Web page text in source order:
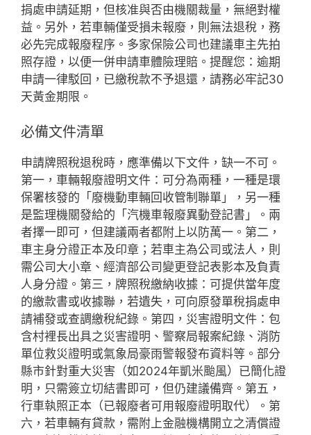
捐處申請延期，但核准與否由機關裁量，無絕對權
益。另外，若車輛僅受損未報廢，則無法退稅，務
必先完成報廢程序。多家保險公司也建議車主先拍
照存證，以便一併申請車體險理賠。提醒您：逾期
申請一律駁回，已繳稅款不予退還，請務必牢記30
天黃金期限。
必備文件清單
申請牌照稅退稅時，應準備以下文件，缺一不可。
第一，車輛報廢證明文件：可分為兩種，一種是環
保署核發的「廢機動車輛回收管制聯單」，另一種
是監理機關發給的「汽機車報廢異動登記書」。兩
者擇一即可，但建議兩者都附上以防萬一。第二，
車主身分證正本及印章；若車主為公司或法人，則
需公司大小章、經濟部公司變更登記表影本及負責
人身分證。第三，牌照稅繳納收據：可提供當年度
的繳款書或收據聯，若遺失，可向原發單稅捐處申
請補發或查調繳稅紀錄。第四，災害證明文件：包
含村裡長出具之災害證明、警察局報案紀錄、消防
單位救災證明或氣象局豪雨警報發布資料等。部分
縣市針對重大災害（如2024年凱米颱風）已簡化證
明，只需簽立切結書即可，但仍建議備齊。第五，
行車執照正本（已報廢者可用報廢證明取代）。第
六，若車輛有貸款，需附上金融機構開立之清償證